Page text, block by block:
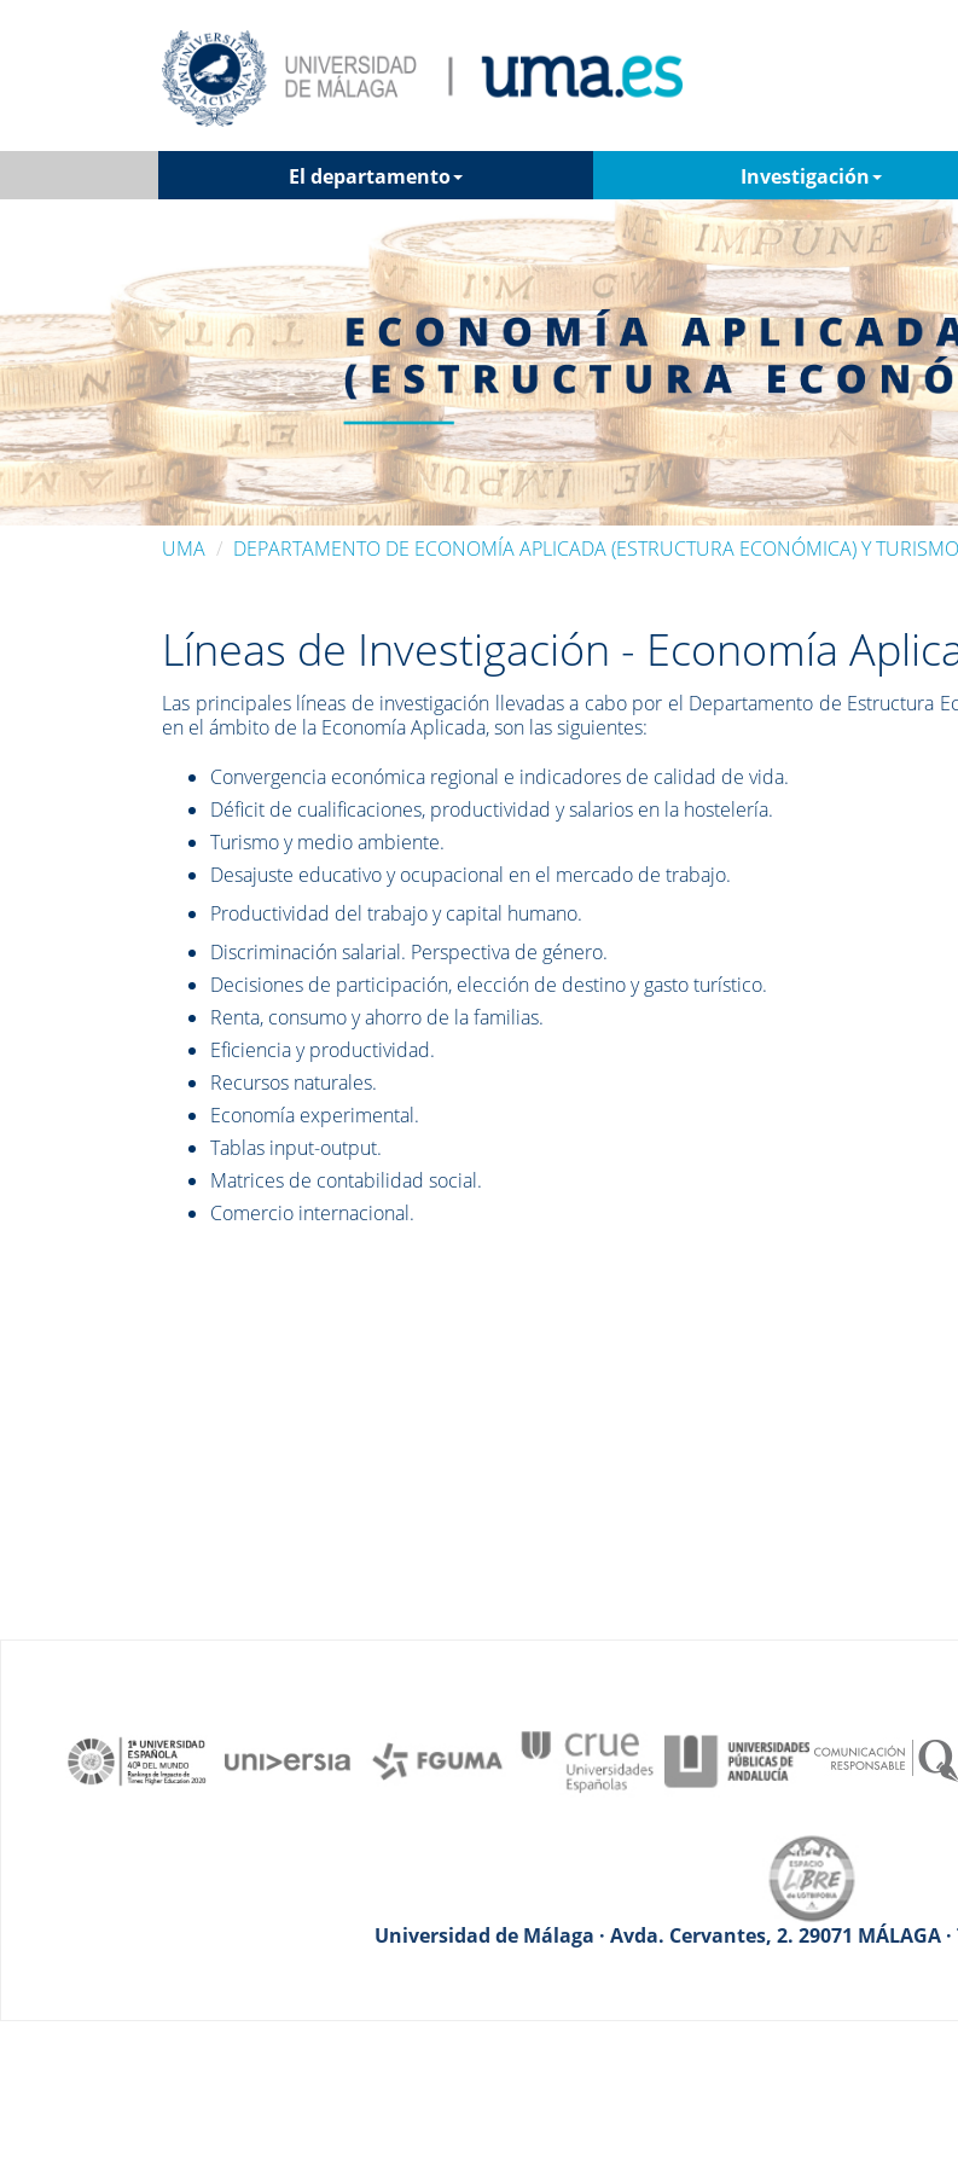
El departamento Investigación
UMA DEPARTAMENTO DE ECONOMÍA APLICADA (ESTRUCTURA ECONÓMICA) Y TURISMO
Líneas de Investigación - Economía
Las principales líneas de investigación llevadas a cabo por el Departamento de Estructura
en el ámbito de la Economía Aplicada, son las siguientes:
Convergencia económica regional e indicadores de calidad de vida.
Déficit de cualificaciones, productividad y salarios en la hostelería.
Turismo y medio ambiente.
Desajuste educativo y ocupacional en el mercado de trabajo.
Productividad del trabajo y capital humano.
Discriminación salarial. Perspectiva de género.
Decisiones de participación, elección de destino y gasto turístico.
Renta, consumo y ahorro de la familias.
Eficiencia y productividad.
Recursos naturales.
Economía experimental.
Tablas input-output.
Matrices de contabilidad social.
Comercio internacional.
Universidad de Málaga · Avda. Cervantes, 2. 29071 MÁLAGA